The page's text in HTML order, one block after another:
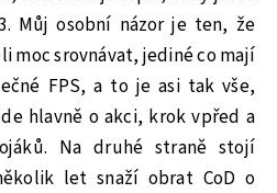
Můj osobní názor je ten, že
moc srovnávat, jediné co mají
FPS, a to je asi tak vše,
hlavně o akci, krok vpřed a
Na druhé straně stojí
let snaží obrat CoD o